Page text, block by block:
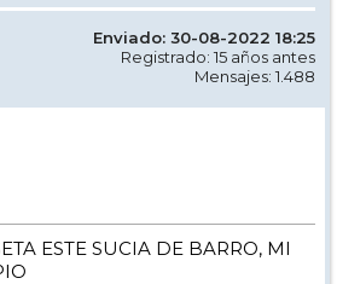
Enviado: 30-08-2022 18:25
Registrado: 15 años antes
Mensajes: 1.488
ESTE SUCIA DE BARRO, MI